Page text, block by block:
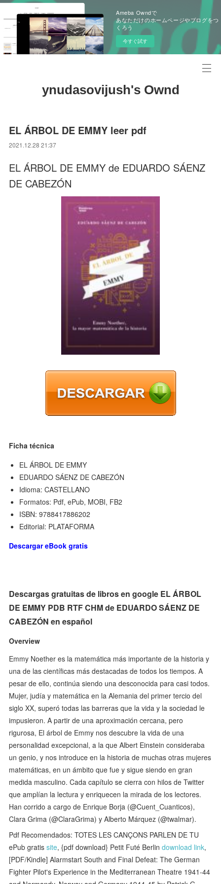
Ameba Owndで
あなただけのホームページやブログをつ
くろう
今すぐ試す
ynudasovijush's Ownd
EL ÁRBOL DE EMMY leer pdf
2021.12.28 21:37
EL ÁRBOL DE EMMY de EDUARDO SÁENZ
DE CABEZÓN
Ficha técnica
EL ÁRBOL DE EMMY
EDUARDO SÁENZ DE CABEZÓN
Idioma: CASTELLANO
Formatos: Pdf, ePub, MOBI, FB2
ISBN: 9788417886202
Editorial: PLATAFORMA
Descargar eBook gratis
Descargas gratuitas de libros en google EL ÁRBOL
DE EMMY PDB RTF CHM de EDUARDO SÁENZ DE
CABEZÓN en español
Overview
Emmy Noether es la matemática más importante de la historia y
una de las científicas más destacadas de todos los tiempos. A
pesar de ello, continúa siendo una desconocida para casi todos.
Mujer, judía y matemática en la Alemania del primer tercio del
siglo XX, superó todas las barreras que la vida y la sociedad le
impusieron. A partir de una aproximación cercana, pero
rigurosa, El árbol de Emmy nos descubre la vida de una
personalidad excepcional, a la que Albert Einstein consideraba
un genio, y nos introduce en la historia de muchas otras mujeres
matemáticas, en un ámbito que fue y sigue siendo en gran
medida masculino. Cada capítulo se cierra con hilos de Twitter
que amplían la lectura y enriquecen la mirada de los lectores.
Han corrido a cargo de Enrique Borja (@Cuent_Cuanticos),
Clara Grima (@ClaraGrima) y Alberto Márquez (@twalmar).
Pdf Recomendados: TOTES LES CANÇONS PARLEN DE TU
ePub gratissite, {pdf download} Petit Futé Berlindownload link,
[PDF/Kindle] Alarmstart South and Final Defeat: The German
Fighter Pilot's Experience in the Mediterranean Theatre 1941-44